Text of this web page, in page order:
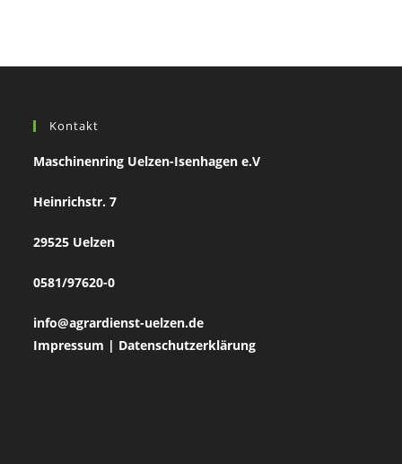
Kontakt
Maschinenring Uelzen-Isenhagen e.V
Heinrichstr. 7
29525 Uelzen
0581/97620-0
info@agrardienst-uelzen.de
Impressum | Datenschutzerklärung